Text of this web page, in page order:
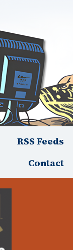
RSS Feeds
Contact